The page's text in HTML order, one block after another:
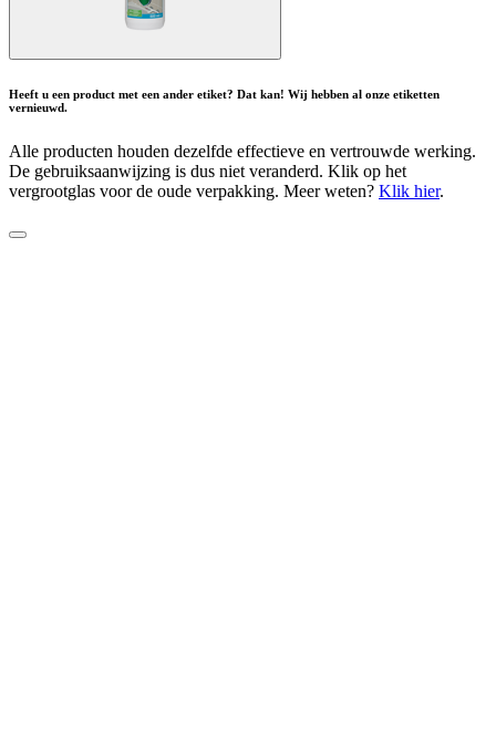
Heeft u een product met een ander etiket? Dat kan! Wij hebben al onze etiketten
vernieuwd.
Alle producten houden dezelfde effectieve en vertrouwde werking.
De gebruiksaanwijzing is dus niet veranderd. Klik op het
vergrootglas voor de oude verpakking. Meer weten? Klik hier.